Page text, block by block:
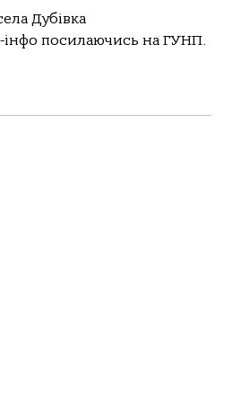
Дубівка
посилаючись на ГУНП.